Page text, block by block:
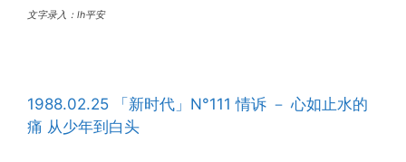
文字录入：lh平安
1988.02.25 「新时代」N°111 情诉 － 心如止水的
痛 从少年到白头